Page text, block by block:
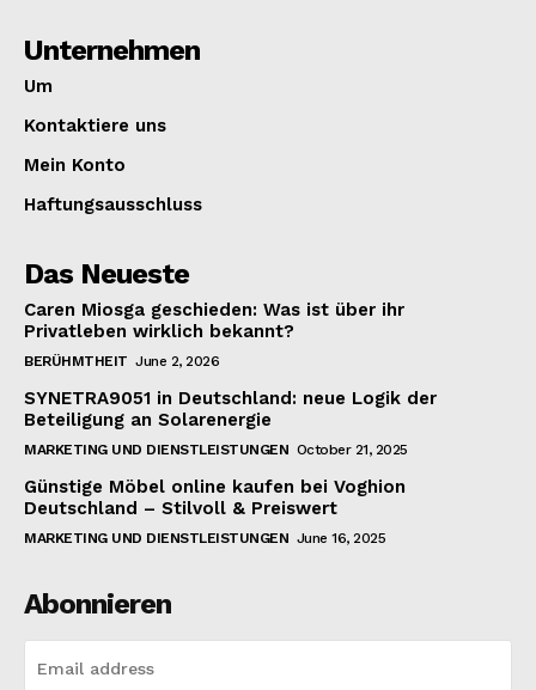
Unternehmen
Um
Kontaktiere uns
Mein Konto
Haftungsausschluss
Das Neueste
Caren Miosga geschieden: Was ist über ihr
Privatleben wirklich bekannt?
BERÜHMTHEIT June 2, 2026
SYNETRA9051 in Deutschland: neue Logik der
Beteiligung an Solarenergie
MARKETING UND DIENSTLEISTUNGEN October 21, 2025
Günstige Möbel online kaufen bei Voghion
Deutschland – Stilvoll & Preiswert
MARKETING UND DIENSTLEISTUNGEN June 16, 2025
Abonnieren